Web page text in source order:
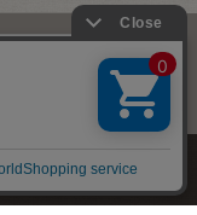
採用情報